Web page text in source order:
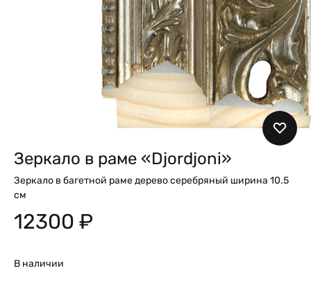
Зеркало в раме «Djordjoni»
Зеркало в багетной раме дерево серебряный ширина 10.5
см
12300 ₽
В наличии